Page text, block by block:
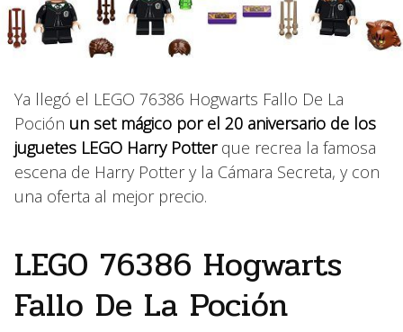
Ya llegó el LEGO 76386 Hogwarts Fallo De La
Poción un set mágico por el 20 aniversario de los
juguetes LEGO Harry Potterque recrea la famosa
escena de Harry Potter y la Cámara Secreta, y con
una oferta al mejor precio.
LEGO 76386 Hogwarts
Fallo De La Poción